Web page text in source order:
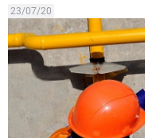
23/07/20